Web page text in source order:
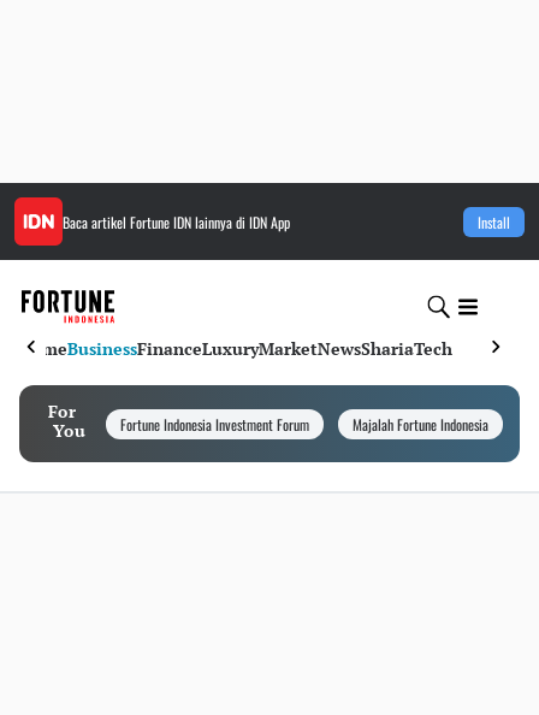
Baca artikel Fortune IDNlainnya di IDN App Install
HomeBusinessFinanceLuxuryMarketNewsShariaTech
For
You
Fortune Indonesia Investment Forum Majalah Fortune Indonesia